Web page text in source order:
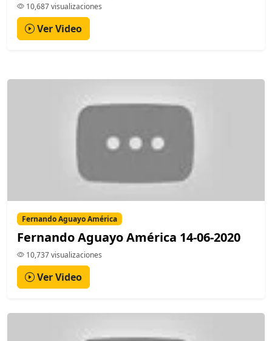
10,687 visualizaciones
Ver Video
Fernando Aguayo América
Fernando Aguayo América 14-06-2020
10,737 visualizaciones
Ver Video